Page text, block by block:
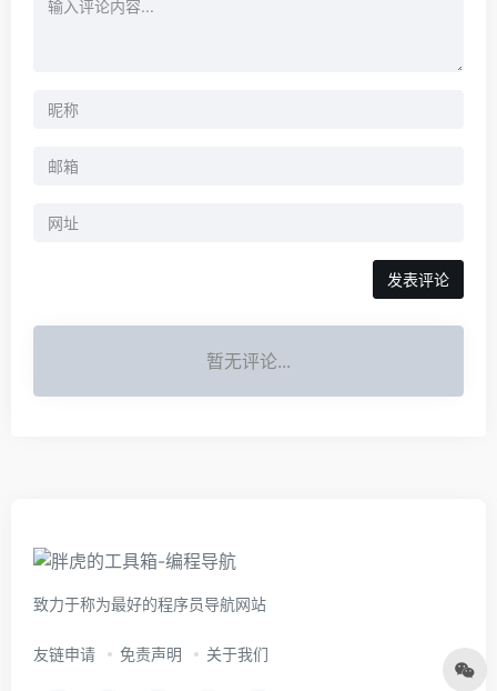
暂无评论...
致力于称为最好的程序员导航网站
友链申请 免责声明 关于我们